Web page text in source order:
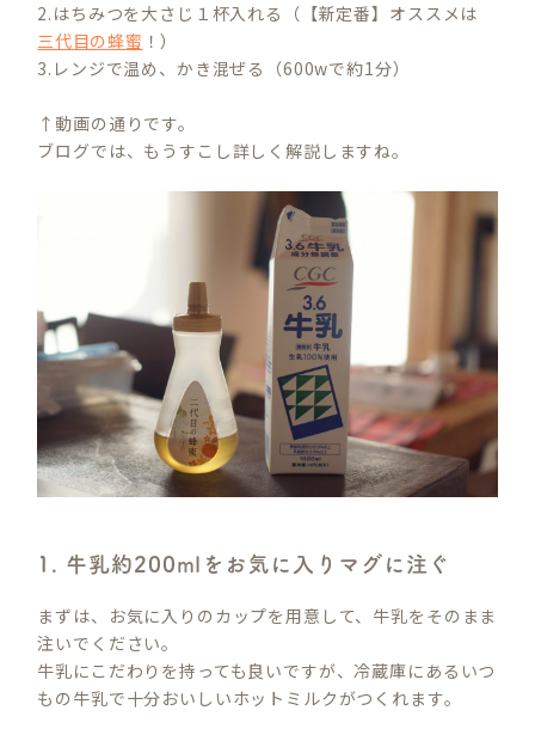
2.はちみつを大さじ１杯入れる（【新定番】オススメは
三代目の蜂蜜 ！）
3.レンジで温め、かき混ぜる（600wで約1分）
↑動画の通りです。
ブログでは、もうすこし詳しく解説しますね。
1. 牛乳約200mlをお気に入りマグに注ぐ
まずは、お気に入りのカップを用意して、牛乳をそのまま
注いでください。
牛乳にこだわりを持っても良いですが、冷蔵庫にあるいつ
もの牛乳で十分おいしいホットミルクがつくれます。